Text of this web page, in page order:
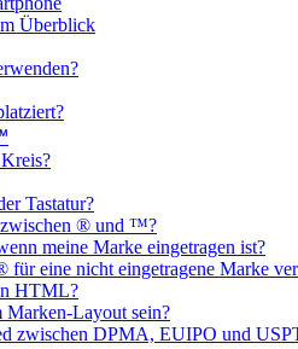
Überblick
Tastatur?
zwischen ® und ™?
meine Marke eingetragen ist?
für eine nicht eingetragene Marke
HTML?
Marken-Layout sein?
zwischen DPMA, EUIPO und